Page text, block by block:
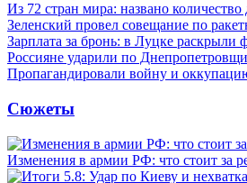
Из 72 стран мира: названо
Зеленский провел совещание по
Зарплата за бронь: в Луцке раскрыли
Россияне ударили по
Пропагандировали войну и
Сюжеты
Изменения в армии РФ: что стоит за